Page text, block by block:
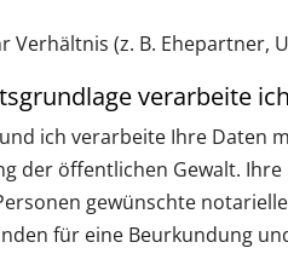
(z. B. Ehepartner,
verarbeite
ich verarbeite Ihre Daten
der öffentlichen Gewalt.
gewünschte
für eine Beurkundung